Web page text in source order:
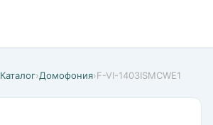
Каталог›Домофония›F-VI-1403ISMCWE1